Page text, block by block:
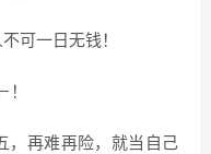
可一日无钱！
！
，再难再险，就当自己